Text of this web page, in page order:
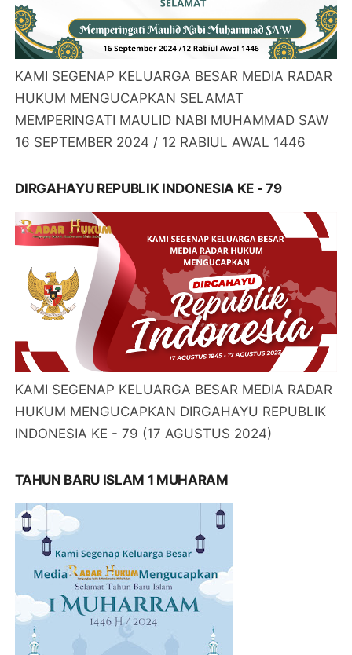
KAMI SEGENAP KELUARGA BESAR MEDIA RADAR
HUKUM MENGUCAPKAN SELAMAT
MEMPERINGATI MAULID NABI MUHAMMAD SAW
16 SEPTEMBER 2024 / 12 RABIUL AWAL 1446
DIRGAHAYU REPUBLIK INDONESIA KE - 79
KAMI SEGENAP KELUARGA BESAR MEDIA RADAR
HUKUM MENGUCAPKAN DIRGAHAYU REPUBLIK
INDONESIA KE - 79 (17 AGUSTUS 2024)
TAHUN BARU ISLAM 1 MUHARAM